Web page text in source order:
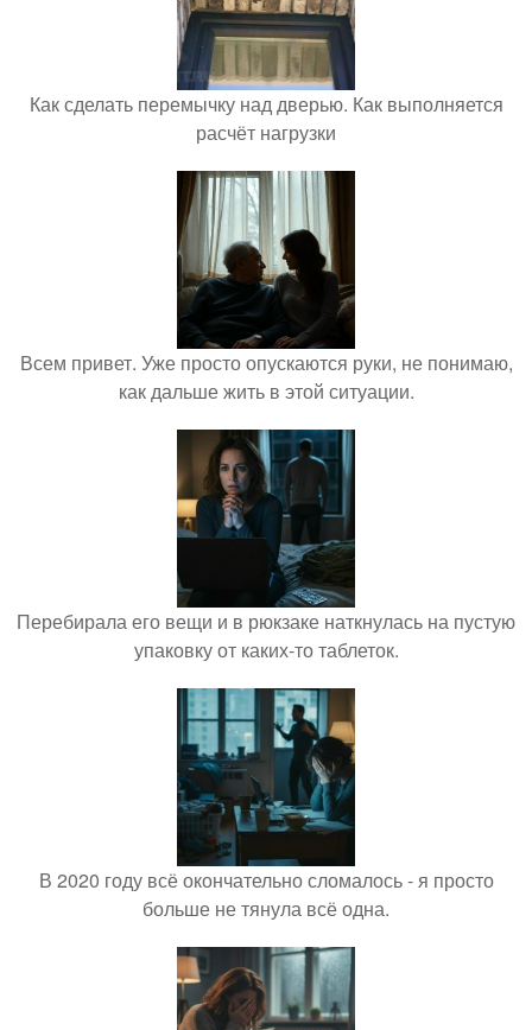
Как сделать перемычку над дверью. Как выполняется
расчёт нагрузки
Всем привет. Уже просто опускаются руки, не понимаю,
как дальше жить в этой ситуации.
Перебирала его вещи и в рюкзаке наткнулась на пустую
упаковку от каких-то таблеток.
В 2020 году всё окончательно сломалось - я просто
больше не тянула всё одна.